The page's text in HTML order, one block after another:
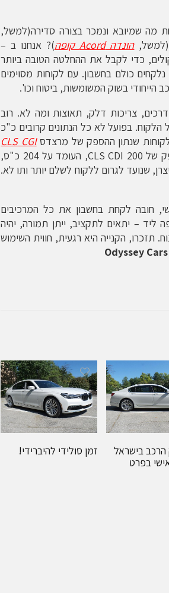
מה שמיובא ונמכר בצורה סדירה(למשל,
הונדה Acord קופה
)? אנחנו ב –
כדי לקבל את ההחלטה הטובה ביותר
כולם בחשבון. עם לקוחות מסוימים
בשוק המשומשות, ביטוח וכו'.
צריכות דלק, תאוצות ומה לא. רוב
הלקוח. בפועל לא כל הנתונים קרובים כ"כ
שנתון ההספק של מרצדסCLS CGI
, למשל, העומד על 231 כ"ס אינו שונה בפועל מהנתון הספק של CLS CDI 200, העומד על 204 כ"ס,
שנועד לגרום ללקוח לשלם יותר ותו לא.
חובה לקחת בחשבון את כל המרכיבים
ליד – יתאים לתקציב, ייתן תמורה, יהיה
תזכרו, הקנייה היא רגעית, חווית השימוש
Odyssey Cars
בישראל
בפרט
זמן סולידי להיברידי!